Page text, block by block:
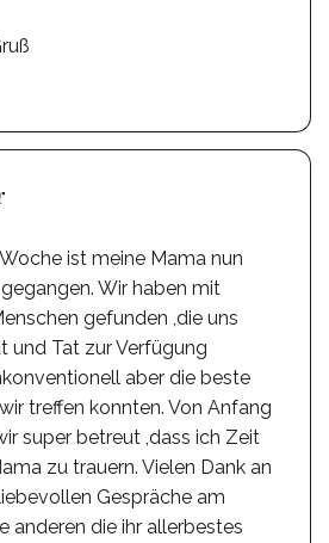
ist meine Mama nun
Wir haben mit
gefunden ,die uns
und Tat zur Verfügung
aber die beste
treffen konnten. Von Anfang
super betreut ,dass ich Zeit
zu trauern. Vielen Dank an
Gespräche am
anderen die ihr allerbestes